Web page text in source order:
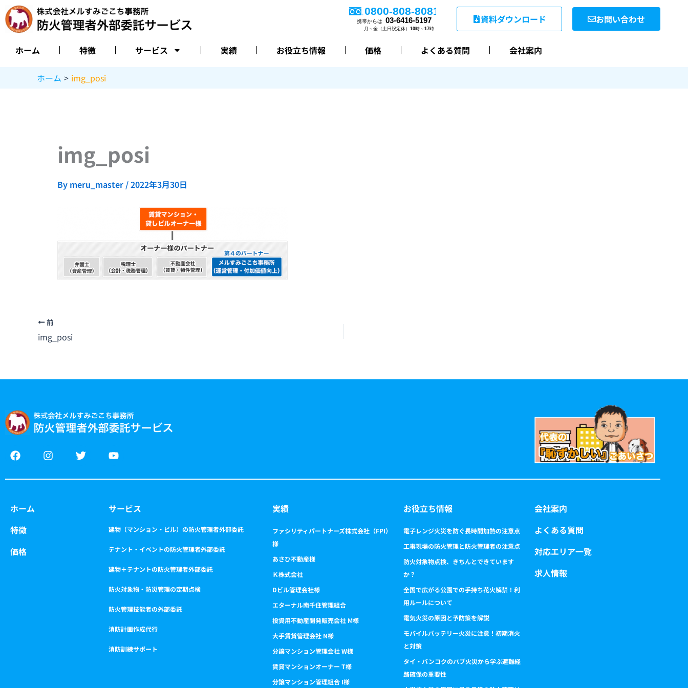
容
を
資料ダウンロード お問い合わせ
ホーム 特徴 サービス 実績 お役立ち情報 価格 よくある質問 会社案内
ホーム img_posi
img_posi
By meru_master /2022年3月30日
前
img_posi
F
a
e
o
I
n
t
T
w
t
Y
o
t
e
ホーム
特徴
価格
サービス
建物（マンション・ビル）の防火管理者外部委託
テナント・イベントの防火管理者外部委託
建物＋テナントの防火管理者外部委託
防火対象物・防災管理の定期点検
防火管理技能者の外部委託
消防計画作成代行
消防訓練サポート
実績
ファシリティパートナーズ株式会社（FPI）
様
あさひ不動産様
Ｋ株式会社
Dビル管理会社様
エターナル南千住管理組合
投資用不動産開発販売会社 M様
大手賃貸管理会社 N様
分譲マンション管理会社 W様
賃貸マンションオーナー T様
分譲マンション管理組合 I様
お役立ち情報
電子レンジ火災を防ぐ長時間加熱の注意点
工事現場の防火管理と防火管理者の注意点
防火対象物点検、きちんとできています
か？
全国で広がる公園での手持ち花火解禁！利
用ルールについて
電気火災の原因と予防策を解説
モバイルバッテリー火災に注意！初期消火
と対策
タイ・バンコクのパブ火災から学ぶ避難経
路確保の重要性
会社案内
よくある質問
対応エリア一覧
求人情報